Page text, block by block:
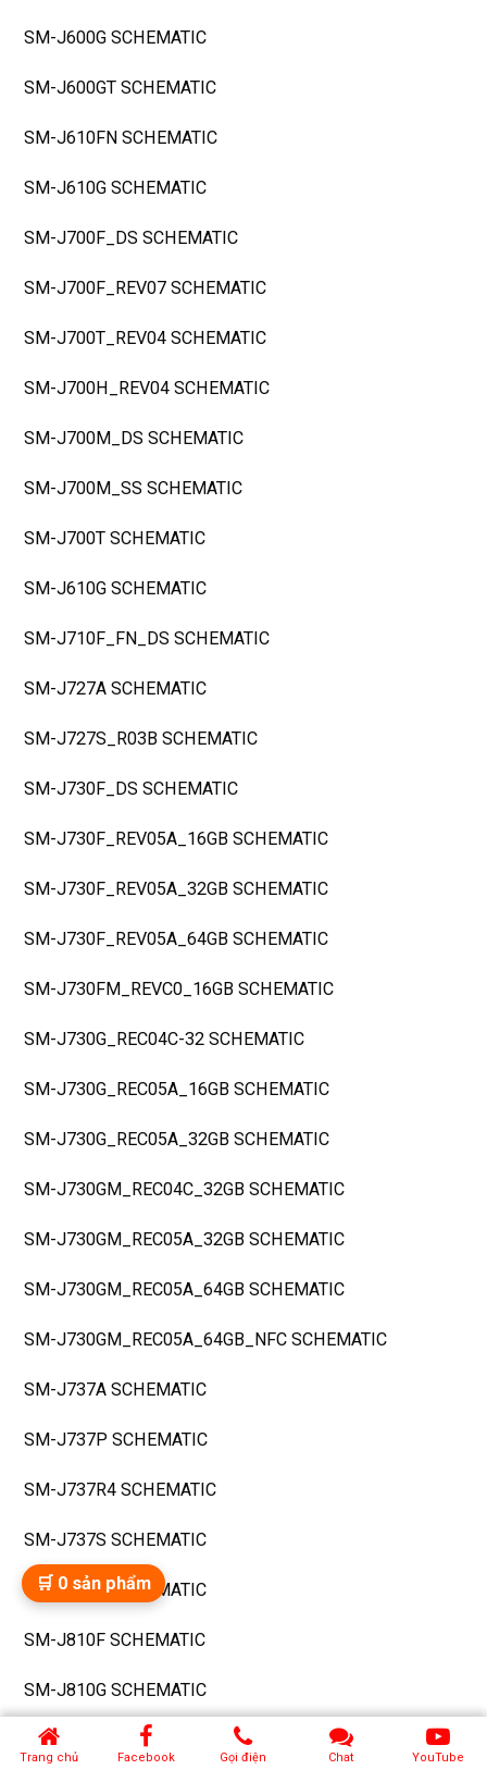
SM-J600G SCHEMATIC
SM-J600GT SCHEMATIC
SM-J610FN SCHEMATIC
SM-J610G SCHEMATIC
SM-J700F_DS SCHEMATIC
SM-J700F_REV07 SCHEMATIC
SM-J700T_REV04 SCHEMATIC
SM-J700H_REV04 SCHEMATIC
SM-J700M_DS SCHEMATIC
SM-J700M_SS SCHEMATIC
SM-J700T SCHEMATIC
SM-J610G SCHEMATIC
SM-J710F_FN_DS SCHEMATIC
SM-J727A SCHEMATIC
SM-J727S_R03B SCHEMATIC
SM-J730F_DS SCHEMATIC
SM-J730F_REV05A_16GB SCHEMATIC
SM-J730F_REV05A_32GB SCHEMATIC
SM-J730F_REV05A_64GB SCHEMATIC
SM-J730FM_REVC0_16GB SCHEMATIC
SM-J730G_REC04C-32 SCHEMATIC
SM-J730G_REC05A_16GB SCHEMATIC
SM-J730G_REC05A_32GB SCHEMATIC
SM-J730GM_REC04C_32GB SCHEMATIC
SM-J730GM_REC05A_32GB SCHEMATIC
SM-J730GM_REC05A_64GB SCHEMATIC
SM-J730GM_REC05A_64GB_NFC SCHEMATIC
SM-J737A SCHEMATIC
SM-J737P SCHEMATIC
SM-J737R4 SCHEMATIC
SM-J737S SCHEMATIC
SM-J737V SCHEMATIC
SM-J810F SCHEMATIC
SM-J810G SCHEMATIC
SM-J810GF SCHEMATIC
Trang chủ Facebook Gọi điện Chat YouTube
🛒 0 sản phẩm